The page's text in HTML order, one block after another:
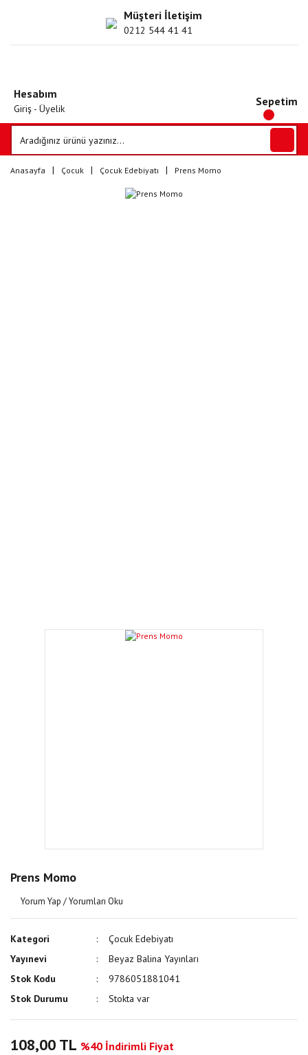
Müşteri İletişim
0212 544 41 41
Hesabım
Giriş - Üyelik
Sepetim
Anasayfa Çocuk Çocuk Edebiyatı Prens Momo
Prens Momo
Yorum Yap / Yorumları Oku
Kategori
Çocuk Edebiyatı
Yayınevi
Beyaz Balina Yayınları
Stok Kodu
9786051881041
Stok Durumu
Stokta var
108,00 TL %40 İndirimli Fiyat